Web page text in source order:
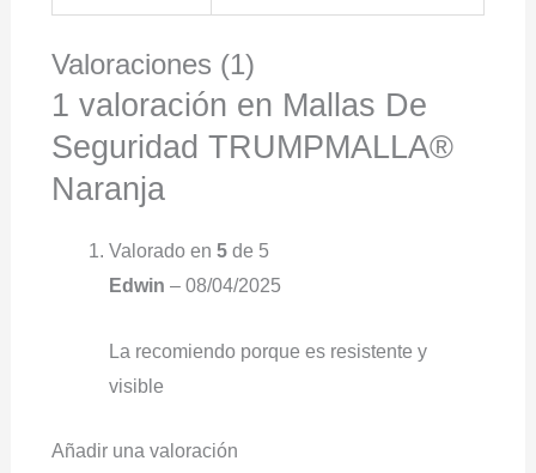
Valoraciones (1)
1 valoración en Mallas De
Seguridad TRUMPMALLA®
Naranja
Valorado en 5de 5
Edwin – 08/04/2025
La recomiendo porque es resistente y
visible
Añadir una valoración